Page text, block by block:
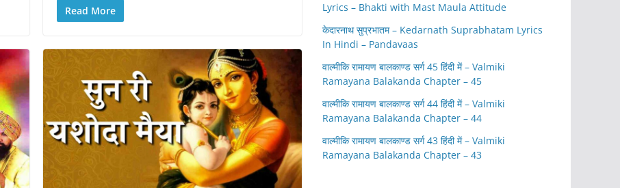
Read More
Lyrics – Bhakti with Mast Maula Attitude
केदारनाथ सुप्रभातम – Kedarnath Suprabhatam Lyrics
In Hindi – Pandavaas
वाल्मीकि रामायण बालकाण्ड सर्ग 45 हिंदी में – Valmiki
Ramayana Balakanda Chapter – 45
वाल्मीकि रामायण बालकाण्ड सर्ग 44 हिंदी में – Valmiki
Ramayana Balakanda Chapter – 44
वाल्मीकि रामायण बालकाण्ड सर्ग 43 हिंदी में – Valmiki
Ramayana Balakanda Chapter – 43